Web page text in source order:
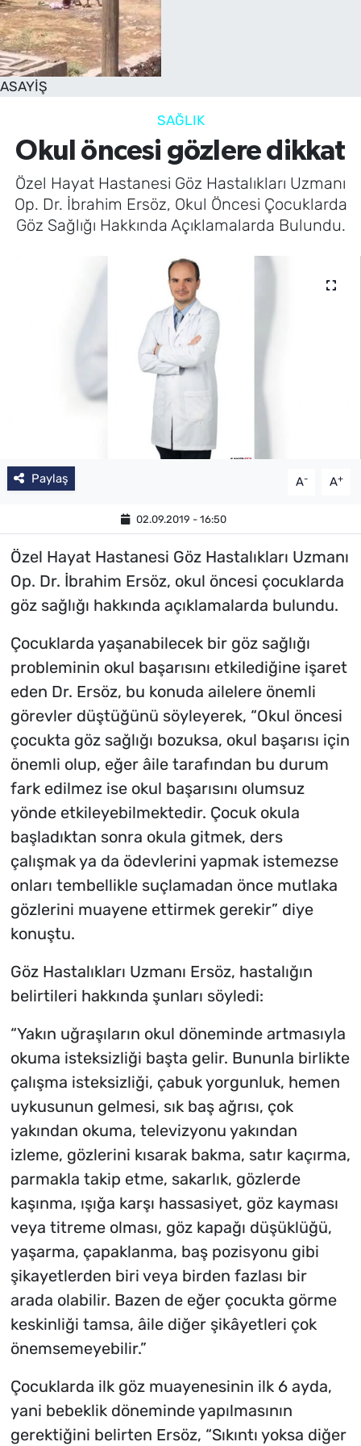
ASAYİŞ
SAĞLIK
Okul öncesi gözlere dikkat
Özel Hayat Hastanesi Göz Hastalıkları Uzmanı
Op. Dr. İbrahim Ersöz, Okul Öncesi Çocuklarda
Göz Sağlığı Hakkında Açıklamalarda Bulundu.
Paylaş A- A+
02.09.2019 - 16:50
Özel Hayat Hastanesi Göz Hastalıkları Uzmanı
Op. Dr. İbrahim Ersöz, okul öncesi çocuklarda
göz sağlığı hakkında açıklamalarda bulundu.
Çocuklarda yaşanabilecek bir göz sağlığı
probleminin okul başarısını etkilediğine işaret
eden Dr. Ersöz, bu konuda ailelere önemli
görevler düştüğünü söyleyerek, “Okul öncesi
çocukta göz sağlığı bozuksa, okul başarısı için
önemli olup, eğer âile tarafından bu durum
fark edilmez ise okul başarısını olumsuz
yönde etkileyebilmektedir. Çocuk okula
başladıktan sonra okula gitmek, ders
çalışmak ya da ödevlerini yapmak istemezse
onları tembellikle suçlamadan önce mutlaka
gözlerini muayene ettirmek gerekir” diye
konuştu.
Göz Hastalıkları Uzmanı Ersöz, hastalığın
belirtileri hakkında şunları söyledi:
“Yakın uğraşıların okul döneminde artmasıyla
okuma isteksizliği başta gelir. Bununla birlikte
çalışma isteksizliği, çabuk yorgunluk, hemen
uykusunun gelmesi, sık baş ağrısı, çok
yakından okuma, televizyonu yakından
izleme, gözlerini kısarak bakma, satır kaçırma,
parmakla takip etme, sakarlık, gözlerde
kaşınma, ışığa karşı hassasiyet, göz kayması
veya titreme olması, göz kapağı düşüklüğü,
yaşarma, çapaklanma, baş pozisyonu gibi
şikayetlerden biri veya birden fazlası bir
arada olabilir. Bazen de eğer çocukta görme
keskinliği tamsa, âile diğer şikâyetleri çok
önemsemeyebilir.”
Çocuklarda ilk göz muayenesinin ilk 6 ayda,
yani bebeklik döneminde yapılmasının
gerektiğini belirten Ersöz, “Sıkıntı yoksa diğer
SAĞLIK
TV REHBERİ